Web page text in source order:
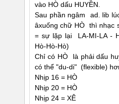
vào HÒ dấu HUYỀN.
Sau phần ngâm ad. lib
âxuống chữ HÒ thì nhạc
= sự lặp lại LA-MI-LA -
Hò-Hò-Hò)
Chỉ có HÒ là phải dấu
có thể "du-di" (flexible)
Nhịp 16 = HÒ
Nhịp 20 = HÒ
Nhịp 24 = XÊ